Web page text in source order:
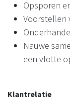
Opsporen
Voorstellen
Nauwe
een vlotte
Klantrelatie